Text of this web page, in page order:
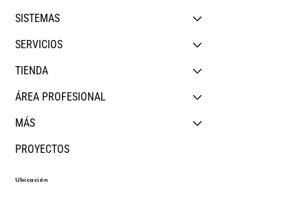
SISTEMAS
SERVICIOS
TIENDA
ÁREA PROFESIONAL
MÁS
PROYECTOS
Ubicación